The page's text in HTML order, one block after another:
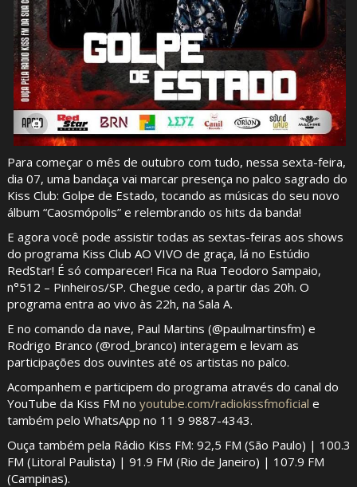
Para começar o mês de outubro com tudo, nessa sexta-feira,
dia 07, uma bandaça vai marcar presença no palco sagrado do
Kiss Club: Golpe de Estado, tocando as músicas do seu novo
álbum “Caosmópolis” e relembrando os hits da banda!
E agora você pode assistir todas as sextas-feiras aos shows
do programa Kiss Club AO VIVO de graça, lá no Estúdio
RedStar! É só comparecer! Fica na Rua Teodoro Sampaio,
n°512 – Pinheiros/SP. Chegue cedo, a partir das 20h. O
programa entra ao vivo às 22h, na Sala A.
E no comando da nave, Paul Martins (@paulmartinsfm) e
Rodrigo Branco (@rod_branco) interagem e levam as
participações dos ouvintes até os artistas no palco.
Acompanhem e participem do programa através do canal do
YouTube da Kiss FM no youtube.com/radiokissfmoficial e
também pelo WhatsApp no 11 9 9887-4343.
Ouça também pela Rádio Kiss FM: 92,5 FM (São Paulo) | 100.3
FM (Litoral Paulista) | 91.9 FM (Rio de Janeiro) | 107.9 FM
(Campinas).